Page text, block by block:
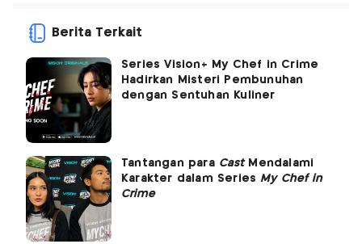
Berita Terkait
Series Vision+ My Chef in Crime
Hadirkan Misteri Pembunuhan
dengan Sentuhan Kuliner
Tantangan para CastMendalami
Karakter dalam Series My Chef in
Crime